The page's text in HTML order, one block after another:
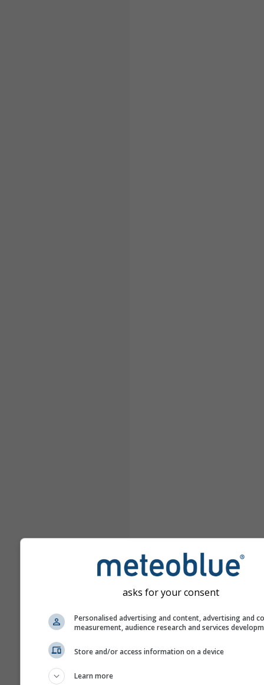
asks for your consent
Personalised advertising and content, advertising and
measurement, audience research and services
Store and/or access information on a device
Learn more